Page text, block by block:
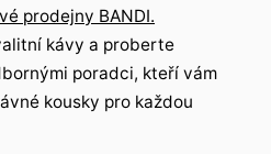
prodejny BANDI.
kávy a proberte
poradci, kteří vám
kousky pro každou